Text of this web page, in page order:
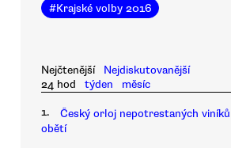
#Krajské volby 2016
Nejčtenější
Nejdiskutovanější
24 hod
týden měsíc
1.
Český orloj nepotrestaných
obětí